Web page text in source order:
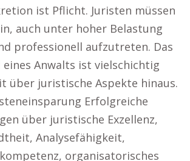
ist Pflicht. Juristen müssen
auch unter hoher Belastung
professionell aufzutreten. Das
Anwalts ist vielschichtig
über juristische Aspekte hinaus.
Erfolgreiche
über juristische Exzellenz,
Analysefähigkeit,
organisatorisches